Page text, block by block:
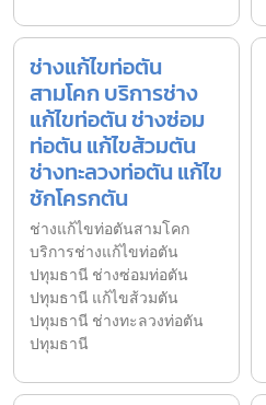
ช่างแก้ไขท่อตัน
สามโคก บริการช่าง
แก้ไขท่อตัน ช่างซ่อม
ท่อตัน แก้ไขส้วมตัน
ช่างทะลวงท่อตัน แก้ไข
ชักโครกตัน
ช่างแก้ไขท่อตันสามโคก
บริการช่างแก้ไขท่อตัน
ปทุมธานี ช่างซ่อมท่อตัน
ปทุมธานี แก้ไขส้วมตัน
ปทุมธานี ช่างทะลวงท่อตัน
ปทุมธานี